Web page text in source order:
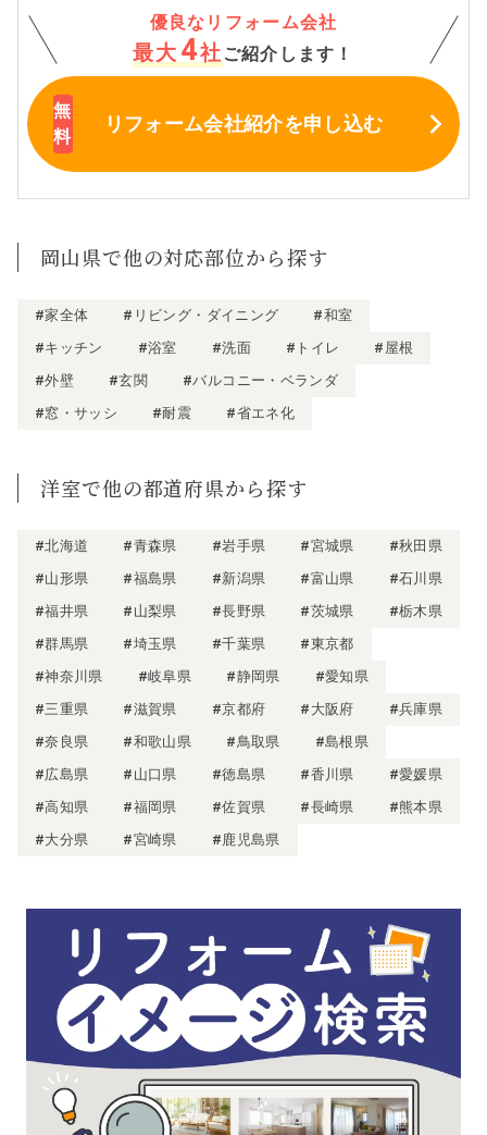
優良なリフォーム会社
最大 4社 ご紹介します！
リフォーム会社紹介を申し込む
岡山県で他の対応部位から探す
#家全体 #リビング・ダイニング
#和室
#キッチン
#浴室 #洗面 #トイレ
#屋根
#外壁
#玄関
#バルコニー・ベランダ
#窓・サッシ
#耐震 #省エネ化
洋室で他の都道府県から探す
#北海道 #青森県 #岩手県 #宮城県
#秋田県
#山形県
#福島県 #新潟県 #富山県
#石川県
#福井県
#山梨県 #長野県 #茨城県
#栃木県
#群馬県
#埼玉県 #千葉県
#東京都
#神奈川県
#岐阜県 #静岡県
#愛知県
#三重県
#滋賀県 #京都府 #大阪府
#兵庫県
#奈良県
#和歌山県 #鳥取県
#島根県
#広島県
#山口県 #徳島県 #香川県
#愛媛県
#高知県
#福岡県 #佐賀県 #長崎県
#熊本県
#大分県
#宮崎県 #鹿児島県